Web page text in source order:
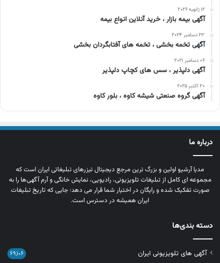
۱۲ ژانویه ۲۰۲۶
آگهی بیمه بازار ، خرید آنلاین انواع بیمه
۲۳ دسامبر ۲۰۲۴
آگهی تخمه بخشی ، تخمه های آفتابگردان بخشی
۰۶ دسامبر ۲۰۲۱
آگهی دلپذیر ، سس های کچاپ دلپذیر
۲۰ اکتبر ۲۰۲۵
آگهی گروه صنعتی شیشه کاوه ، بلور کاوه
درباره ما
مدیا آرشیو اولین و بزرگ‌ ترین مرجع دیجیتال تیزرهای تبلیغاتی ایران است که
مجموعه‌ ای کامل از تبلیغات تلویزیونی، رادیویی، نمایش خانگی و آرم‌ آگهی‌ها را به‌
صورت تفکیک‌ شده و رایگان در اختیار شما قرار می‌ دهد؛ جایی که تاریخ تبلیغات
ایران همیشه در دسترس است.
دسته بندی‌ها
آگهی های تلویزیونی ایران ۶۹,۱۰۶